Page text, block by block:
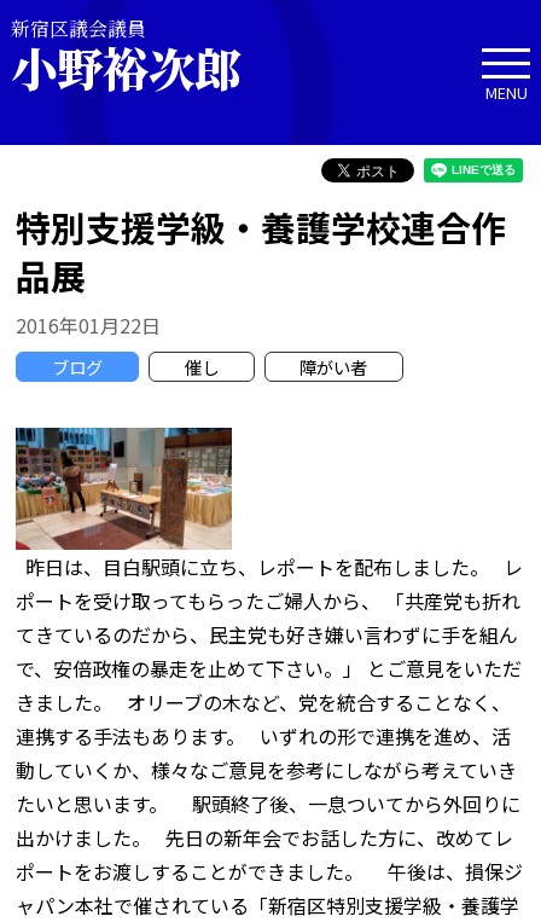
新宿区議会議員
小野裕次郎 MENU
特別支援学級・養護学校連合作
品展
2016年01月22日
ブログ 催し 障がい者
昨日は、目白駅頭に立ち、レポートを配布しました。 レ
ポートを受け取ってもらったご婦人から、 「共産党も折れ
てきているのだから、民主党も好き嫌い言わずに手を組ん
で、安倍政権の暴走を止めて下さい。」 とご意見をいただ
きました。 オリーブの木など、党を統合することなく、
連携する手法もあります。 いずれの形で連携を進め、活
動していくか、様々なご意見を参考にしながら考えていき
たいと思います。 駅頭終了後、一息ついてから外回りに
出かけました。 先日の新年会でお話した方に、改めてレ
ポートをお渡しすることができました。 午後は、損保ジ
ャパン本社で催されている「新宿区特別支援学級・養護学